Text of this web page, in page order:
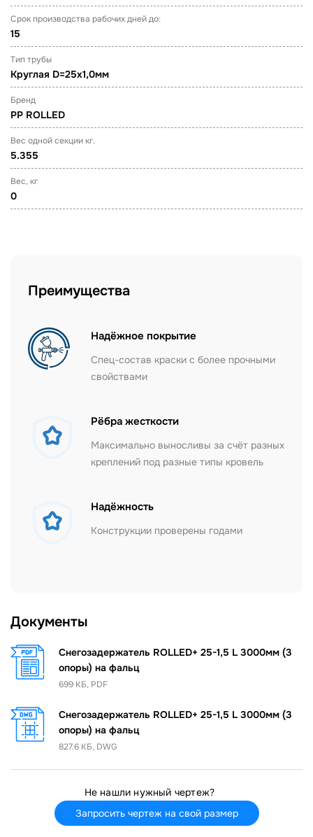
Срок производства рабочих дней до:
15
Тип трубы
Круглая D=25х1,0мм
Бренд
PP ROLLED
Вес одной секции кг.
5.355
Вес, кг
0
Преимущества
Надёжное покрытие
Спец-состав краски с более прочными
свойствами
Рёбра жесткости
Максимально выносливы за счёт разных
креплений под разные типы кровель
Надёжность
Конструкции проверены годами
Документы
Снегозадержатель ROLLED+ 25-1,5 L 3000мм (3
опоры) на фальц
699 КБ, PDF
Снегозадержатель ROLLED+ 25-1,5 L 3000мм (3
опоры) на фальц
827.6 КБ, DWG
Не нашли нужный чертеж?
Запросить чертеж на свой размер